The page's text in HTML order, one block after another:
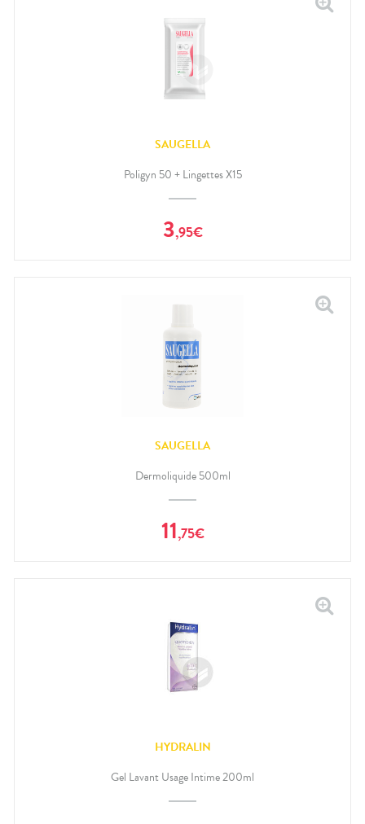
SAUGELLA
Poligyn 50 + Lingettes X15
3,95€
SAUGELLA
Dermoliquide 500ml
11,75€
HYDRALIN
Gel Lavant Usage Intime 200ml